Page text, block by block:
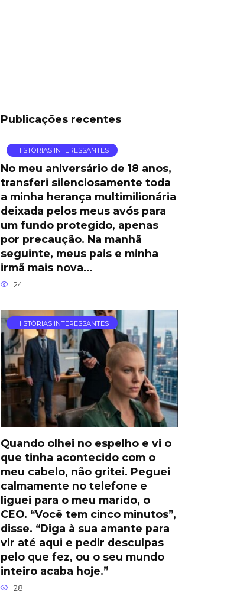
Publicações recentes
HISTÓRIAS INTERESSANTES
No meu aniversário de 18 anos,
transferi silenciosamente toda
a minha herança multimilionária
deixada pelos meus avós para
um fundo protegido, apenas
por precaução. Na manhã
seguinte, meus pais e minha
irmã mais nova…
24
HISTÓRIAS INTERESSANTES
Quando olhei no espelho e vi o
que tinha acontecido com o
meu cabelo, não gritei. Peguei
calmamente no telefone e
liguei para o meu marido, o
CEO. “Você tem cinco minutos”,
disse. “Diga à sua amante para
vir até aqui e pedir desculpas
pelo que fez, ou o seu mundo
inteiro acaba hoje.”
28